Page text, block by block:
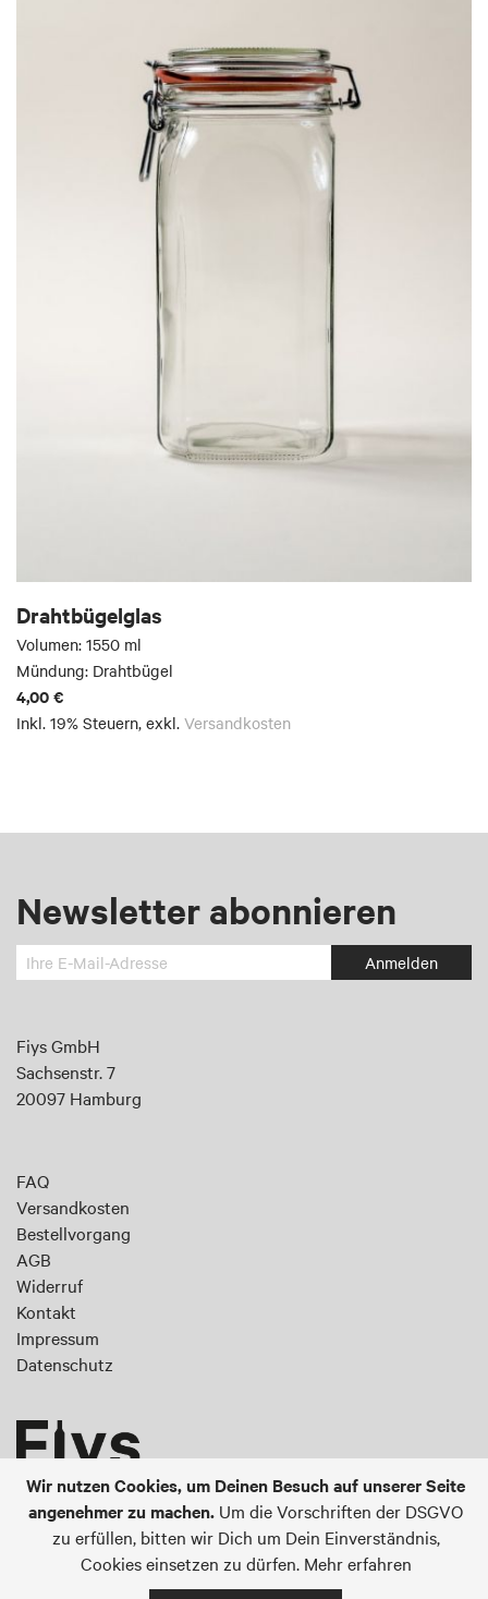
Wir nutzen Cookies, um Deinen Besuch auf unserer Seite
angenehmer zu machen. Um die Vorschriften der DSGVO
zu erfüllen, bitten wir Dich um Dein Einverständnis,
Cookies einsetzen zu dürfen. Mehr erfahren
Drahtbügelglas
Volumen: 1550 ml
Mündung: Drahtbügel
4,00 €
Inkl. 19% Steuern, exkl. Versandkosten
Newsletter abonnieren
Melden
Sie
an
für
unseren
Newsletter:
Anmelden
Fiys GmbH
Sachsenstr. 7
20097 Hamburg
FAQ
Versandkosten
Bestellvorgang
AGB
Widerruf
Kontakt
Impressum
Datenschutz
@ 2023 Fiys GmbH